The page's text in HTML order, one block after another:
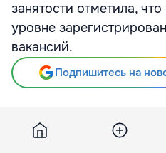
занятости отметила,
уровне
вакансий.
Подпишитесь на
Источник Newsmoldova